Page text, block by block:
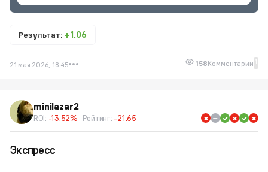
Результат: +1.06
21 мая 2026, 18:45 158Комментарии 1
minilazar2
ROI: -13.52% Рейтинг: -21.65
Экспресс